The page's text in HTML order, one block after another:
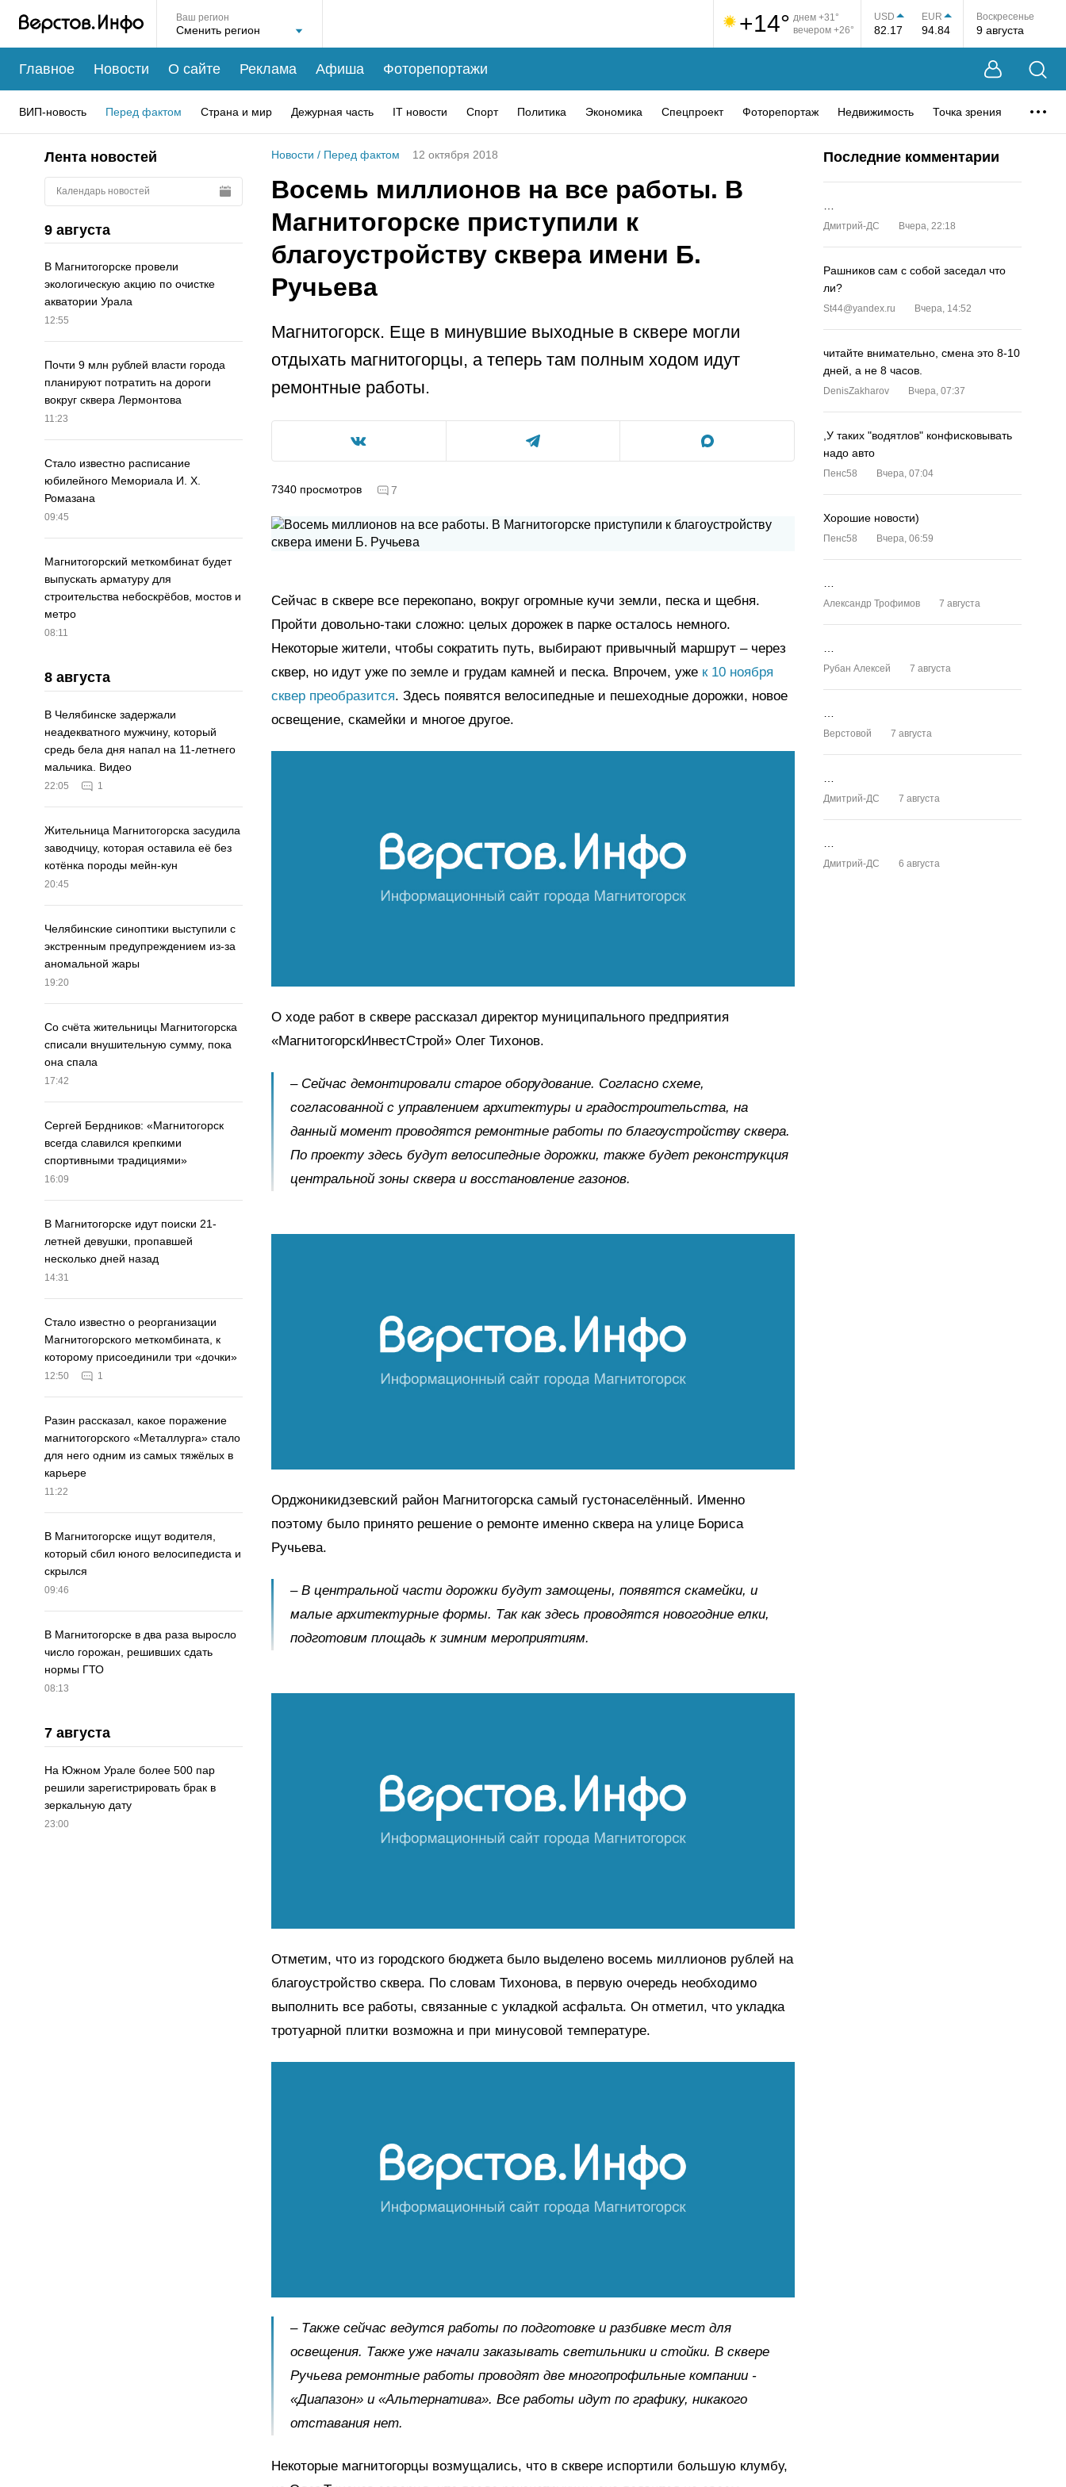
Ваш регион +14° днем +31°
вечером +26°
USD
82.17
EUR
94.84
Воскресенье
9 августа
Главное Новости О сайте Реклама Афиша Фоторепортажи
ВИП-новость Перед фактом Страна и мир Дежурная часть IT новости Спорт Политика Экономика Спецпроект Фоторепортаж Недвижимость Точка зрения
Лента новостей
Календарь новостей
9 августа
В Магнитогорске провели
экологическую акцию по очистке
акватории Урала
12:55
Почти 9 млн рублей власти города
планируют потратить на дороги
вокруг сквера Лермонтова
11:23
Стало известно расписание
юбилейного Мемориала И. Х.
Ромазана
09:45
Магнитогорский меткомбинат будет
выпускать арматуру для
строительства небоскрёбов, мостов и
метро
08:11
8 августа
В Челябинске задержали
неадекватного мужчину, который
средь бела дня напал на 11-летнего
мальчика. Видео
22:05 1
Жительница Магнитогорска засудила
заводчицу, которая оставила её без
котёнка породы мейн-кун
20:45
Челябинские синоптики выступили с
экстренным предупреждением из-за
аномальной жары
19:20
Со счёта жительницы Магнитогорска
списали внушительную сумму, пока
она спала
17:42
Сергей Бердников: «Магнитогорск
всегда славился крепкими
спортивными традициями»
16:09
В Магнитогорске идут поиски 21-
летней девушки, пропавшей
несколько дней назад
14:31
Стало известно о реорганизации
Магнитогорского меткомбината, к
которому присоединили три «дочки»
12:50 1
Разин рассказал, какое поражение
магнитогорского «Металлурга» стало
для него одним из самых тяжёлых в
карьере
11:22
В Магнитогорске ищут водителя,
который сбил юного велосипедиста и
скрылся
09:46
В Магнитогорске в два раза выросло
число горожан, решивших сдать
нормы ГТО
08:13
7 августа
На Южном Урале более 500 пар
решили зарегистрировать брак в
зеркальную дату
23:00
Новости / Перед фактом 12 октября 2018
Восемь миллионов на все работы. В
Магнитогорске приступили к
благоустройству сквера имени Б.
Ручьева
Магнитогорск. Еще в минувшие выходные в сквере могли
отдыхать магнитогорцы, а теперь там полным ходом идут
ремонтные работы.
7340 просмотров 7
Сейчас в сквере все перекопано, вокруг огромные кучи земли, песка и щебня.
Пройти довольно-таки сложно: целых дорожек в парке осталось немного.
Некоторые жители, чтобы сократить путь, выбирают привычный маршрут – через
сквер, но идут уже по земле и грудам камней и песка. Впрочем, уже к 10 ноября
сквер преобразится. Здесь появятся велосипедные и пешеходные дорожки, новое
освещение, скамейки и многое другое.
О ходе работ в сквере рассказал директор муниципального предприятия
«МагнитогорскИнвестСтрой» Олег Тихонов.
– Сейчас демонтировали старое оборудование. Согласно схеме,
согласованной с управлением архитектуры и градостроительства, на
данный момент проводятся ремонтные работы по благоустройству сквера.
По проекту здесь будут велосипедные дорожки, также будет реконструкция
центральной зоны сквера и восстановление газонов.
Орджоникидзевский район Магнитогорска самый густонаселённый. Именно
поэтому было принято решение о ремонте именно сквера на улице Бориса
Ручьева.
– В центральной части дорожки будут замощены, появятся скамейки, и
малые архитектурные формы. Так как здесь проводятся новогодние елки,
подготовим площадь к зимним мероприятиям.
Отметим, что из городского бюджета было выделено восемь миллионов рублей на
благоустройство сквера. По словам Тихонова, в первую очередь необходимо
выполнить все работы, связанные с укладкой асфальта. Он отметил, что укладка
тротуарной плитки возможна и при минусовой температуре.
– Также сейчас ведутся работы по подготовке и разбивке мест для
освещения. Также уже начали заказывать светильники и стойки. В сквере
Ручьева ремонтные работы проводят две многопрофильные компании -
«Диапазон» и «Альтернатива». Все работы идут по графику, никакого
отставания нет.
Некоторые магнитогорцы возмущались, что в сквере испортили большую клумбу,
Последние комментарии
Дмитрий-ДС Вчера, 22:18
Рашников сам с собой заседал что
ли?
St44@yandex.ru Вчера, 14:52
читайте внимательно, смена это 8-10
дней, а не 8 часов.
DenisZakharov Вчера, 07:37
,У таких "водятлов" конфисковывать
надо авто
Пенс58 Вчера, 07:04
Хорошие новости)
Пенс58 Вчера, 06:59
Александр Трофимов 7 августа
Рубан Алексей 7 августа
Верстовой 7 августа
Дмитрий-ДС 7 августа
Дмитрий-ДС 6 августа